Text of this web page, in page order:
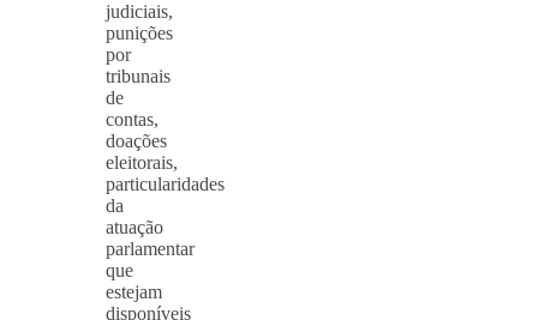
judiciais,
punições
por
tribunais
de
contas,
doações
eleitorais,
particularidades
da
atuação
parlamentar
que
estejam
disponíveis